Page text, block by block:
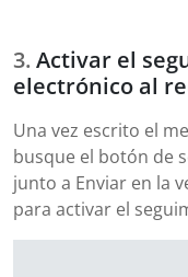
Activar el
electrónico al
Una vez escrito el
busque el botón de
junto a Enviar en la
para activar el